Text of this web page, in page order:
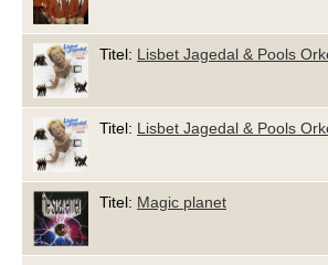
Titel: Lisbet Jagedal & Pools
Titel: Lisbet Jagedal & Pools
Titel: Magic planet